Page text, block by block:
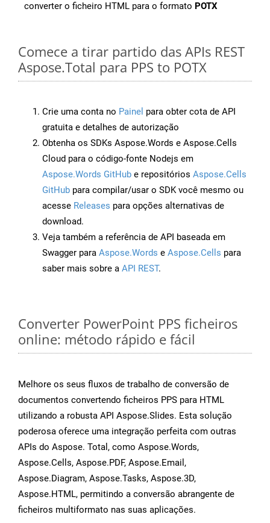
converter o ficheiro HTML para o formato POTX
Comece a tirar partido das APIs REST
Aspose.Total para PPS to POTX
Crie uma conta no Painel para obter cota de API
gratuita e detalhes de autorização
Obtenha os SDKs Aspose.Words e Aspose.Cells
Cloud para o código-fonte Nodejs em
Aspose.Words GitHub e repositórios Aspose.Cells
GitHub para compilar/usar o SDK você mesmo ou
acesse Releases para opções alternativas de
download.
Veja também a referência de API baseada em
Swagger para Aspose.Words e Aspose.Cells para
saber mais sobre a API REST.
Converter PowerPoint PPS ficheiros
online: método rápido e fácil
Melhore os seus fluxos de trabalho de conversão de
documentos convertendo ficheiros PPS para HTML
utilizando a robusta API Aspose.Slides. Esta solução
poderosa oferece uma integração perfeita com outras
APIs do Aspose. Total, como Aspose.Words,
Aspose.Cells, Aspose.PDF, Aspose.Email,
Aspose.Diagram, Aspose.Tasks, Aspose.3D,
Aspose.HTML, permitindo a conversão abrangente de
ficheiros multiformato nas suas aplicações.